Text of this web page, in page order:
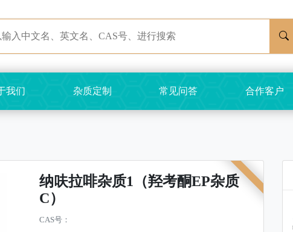
我们 杂质定制 常见问答 合作客户
纳呋拉啡杂质1（羟考酮EP杂质
C）
CAS号：